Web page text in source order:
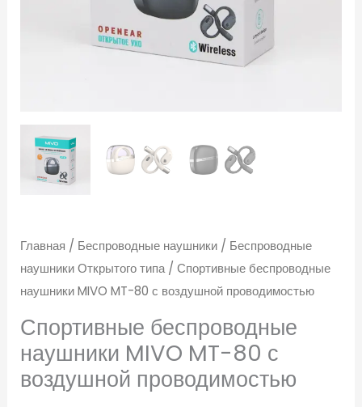
Главная / Беспроводные наушники / Беспроводные
наушники Открытого типа/ Спортивные беспроводные
наушники MIVO MT-80 с воздушной проводимостью
Спортивные беспроводные
наушники MIVO MT-80 с
воздушной проводимостью
проводимостью